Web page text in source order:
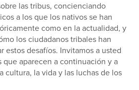
las tribus, concienciando
a los que los nativos se han
como en la actualidad, y
los ciudadanos tribales han
estos desafíos. Invitamos a usted
que aparecen a continuación y a
cultura, la vida y las luchas de los